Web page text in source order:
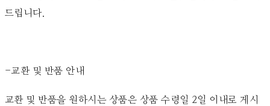
드립니다.
-교환 및 반품 안내
교환 및 반품을 원하시는 상품은 상품 수령일 2일 이내로 게시